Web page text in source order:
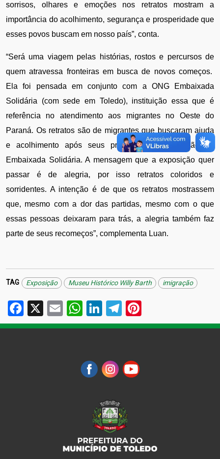
sorrisos, olhares e emoções nos retratos mostram a
importância do acolhimento, segurança e prosperidade que
esses povos buscam em nosso país”, conta.
“Será uma viagem pelas histórias, rostos e percursos de
quem atravessa fronteiras em busca de novos começos.
Ela foi pensada em conjunto com a ONG Embaixada
Solidária (com sede em Toledo), instituição essa que é
referência no atendimento aos migrantes no Oeste do
Paraná. Os retratos são de migrantes que buscaram ajuda
e acolhimento após seus processos de migração na
Embaixada Solidária. A mensagem que a exposição quer
passar é de alegria, por isso retratos coloridos e
sorridentes. A intenção é de que os retratos mostrassem
que, mesmo com a dor das partidas, mesmo com o que
essas pessoas deixaram para trás, a alegria também faz
parte de seus recomeços”, complementa Luan.
TAG Exposição Museu Histórico Willy Barth imigração
Facebook
X EmailWhatsApp
LinkedIn
Telegram